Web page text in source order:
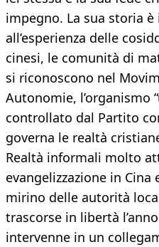
impegno. La sua storia
all’esperienza delle
cinesi, le comunità di
si riconoscono nel
Autonomie, l’organismo
controllato dal Partito
governa le realtà
Realtà informali molto
evangelizzazione in
mirino delle autorità
trascorse in libertà
intervenne in un